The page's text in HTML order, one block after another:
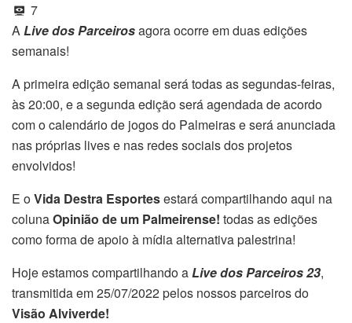
7
ALive dos Parceirosagora ocorre em duas edições
semanais!
A primeira edição semanal será todas as segundas-feiras,
às 20:00, e a segunda edição será agendada de acordo
com o calendário de jogos do Palmeiras e será anunciada
nas próprias lives e nas redes sociais dos projetos
envolvidos!
E oVida Destra Esportesestará compartilhando aqui na
colunaOpinião de um Palmeirense! todas as edições
como forma de apoio à mídia alternativa palestrina!
Hoje estamos compartilhando aLive dos Parceiros 23,
transmitida em 25/07/2022 pelos nossos parceiros do
Visão Alviverde!